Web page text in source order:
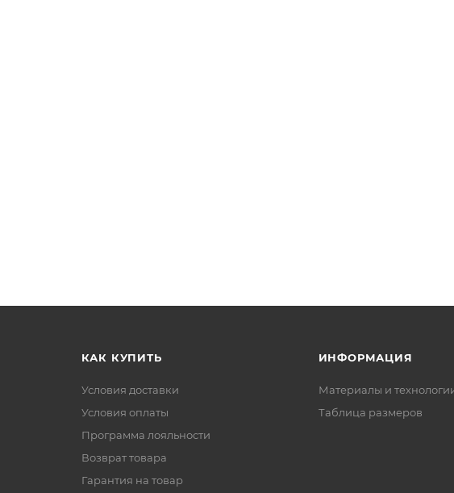
КАК КУПИТЬ
Условия доставки
Условия оплаты
Программа лояльности
Возврат товара
Гарантия на товар
ИНФОРМАЦИЯ
Материалы и
Таблица размеров